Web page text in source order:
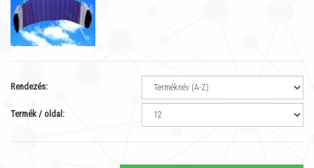
Rendezés:
Termék / oldal: